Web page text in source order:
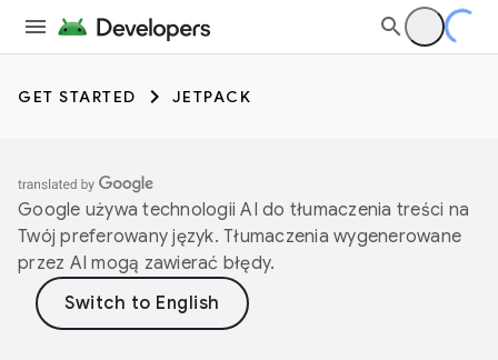
GET STARTED JETPACK
Google używa technologii AI do tłumaczenia treści na
Twój preferowany język. Tłumaczenia wygenerowane
przez AI mogą zawierać błędy.